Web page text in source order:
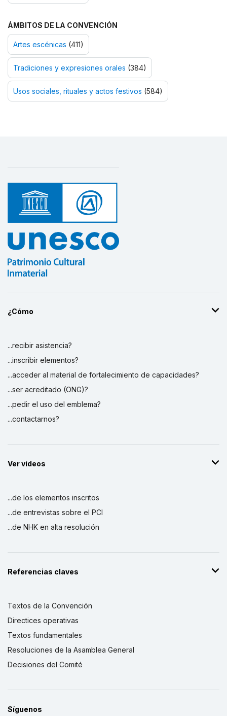
ÁMBITOS DE LA CONVENCIÓN
Artes escénicas (411)
Tradiciones y expresiones orales (384)
Usos sociales, rituales y actos festivos (584)
¿Cómo
...recibir asistencia?
...inscribir elementos?
...acceder al material de fortalecimiento de capacidades?
...ser acreditado (ONG)?
...pedir el uso del emblema?
...contactarnos?
Ver vídeos
...de los elementos inscritos
...de entrevistas sobre el PCI
...de NHK en alta resolución
Referencias claves
Textos de la Convención
Directices operativas
Textos fundamentales
Resoluciones de la Asamblea General
Decisiones del Comité
Síguenos